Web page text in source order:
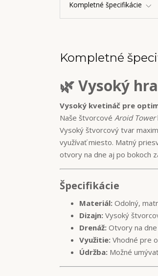
Kompletné špecifikácie
Kompletné
🌿 Vysoký
Vysoký kvetináč pre
Naše štvorcové Aroid Tower
Vysoký štvorcový tvar
využívať miesto. Matný
otvory na dne aj po bokoch
Špecifikácie
Materiál: Odolný,
Dizajn: Vysoký
Drenáž: Otvory na
Využitie: Vhodné pre
Údržba: Možné